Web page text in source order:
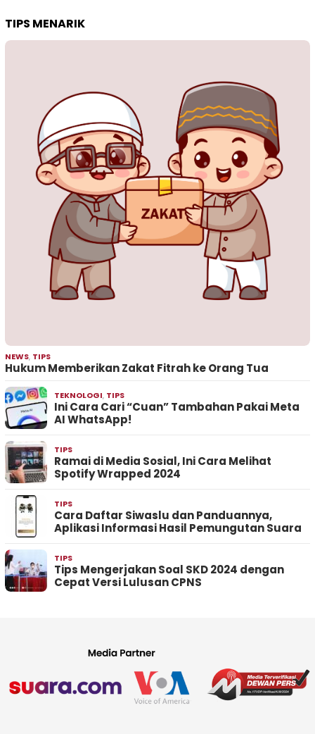
TIPS MENARIK
NEWS, TIPS
Hukum Memberikan Zakat Fitrah ke Orang Tua
TEKNOLOGI, TIPS
Ini Cara Cari “Cuan” Tambahan Pakai Meta
AI WhatsApp!
TIPS
Ramai di Media Sosial, Ini Cara Melihat
Spotify Wrapped 2024
TIPS
Cara Daftar Siwaslu dan Panduannya,
Aplikasi Informasi Hasil Pemungutan Suara
TIPS
Tips Mengerjakan Soal SKD 2024 dengan
Cepat Versi Lulusan CPNS